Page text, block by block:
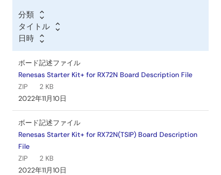
マニュアル－開発ツール
[e² studio] Renesas Starter Kit+ for RX72N チュートリア
ルマニュアル Rev.1.00
PDF
1.06 MB
English
2019年11月29日
分類
タイトル
日時
ボード記述ファイル
Renesas Starter Kit+ for RX72N Board Description File
ZIP
2 KB
2022年11月10日
ボード記述ファイル
Renesas Starter Kit+ for RX72N(TSIP) Board Description
File
ZIP
2 KB
2022年11月10日